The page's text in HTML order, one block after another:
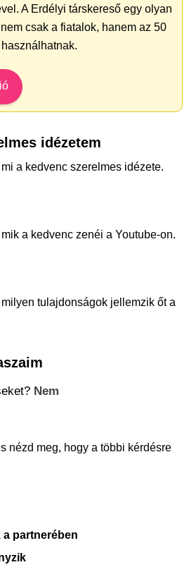
A Erdélyi társkereső egy olyan
csak a fiatalok, hanem az 50
idézetem
a kedvenc szerelmes idézete.
a kedvenc zenéi a Youtube-on.
milyen tulajdonságok jellemzik őt a
Nem
nézd meg, hogy a többi kérdésre
a partnerében